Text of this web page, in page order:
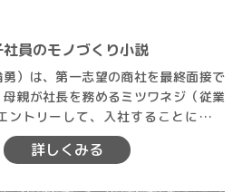
員のモノづくり小説
）は、第一志望の商社を最終面接で
親が社長を務めるミツワネジ（従業
トリーして、入社することになっ
詳しくみる